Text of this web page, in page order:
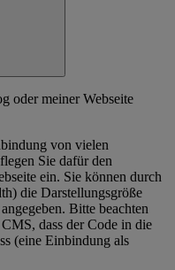
oder meiner Webseite
von vielen
Sie dafür den
ein. Sie können durch
die Darstellungsgröße
Bitte beachten
dass der Code in die
(eine Einbindung als